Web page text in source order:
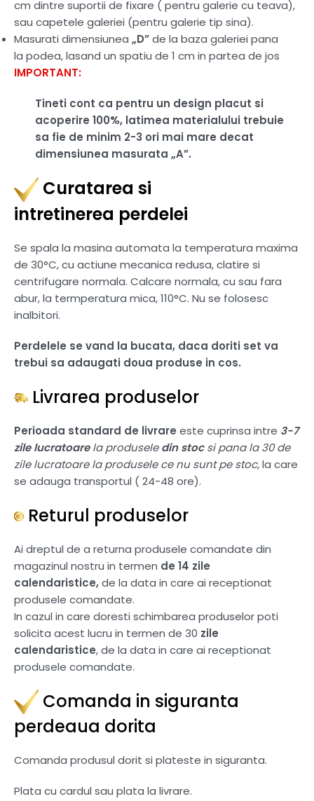
cm dintre suportii de fixare ( pentru galerie cu teava),
sau capetele galeriei (pentru galerie tip sina).
Masurati dimensiunea „D”de la baza galeriei pana
la podea, lasand un spatiu de 1 cm in partea de jos
IMPORTANT:
Tineti cont ca pentru un design placut si
acoperire 100%, latimea materialului trebuie
sa fie de minim 2-3 ori mai mare decat
dimensiunea masurata „A”.
Curatarea si
intretinerea perdelei
Se spala la masina automata la temperatura maxima
de 30°C, cu actiune mecanica redusa, clatire si
centrifugare normala. Calcare normala, cu sau fara
abur, la termperatura mica, 110°C. Nu se folosesc
inalbitori.
Perdelele se vand la bucata, daca doriti set va
trebui sa adaugati doua produse in cos.
Livrarea produselor
Perioada standard de livrare este cuprinsa intre 3-7
zile lucratoarela produseledin stocsi pana la 30 de
zile lucratoare la produsele ce nu sunt pe stoc, la care
se adauga transportul ( 24-48 ore).
Returul produselor
Ai dreptul de a returna produsele comandate din
magazinul nostru in termen de 14 zile
calendaristice,de la data in care ai receptionat
produsele comandate.
In cazul in care doresti schimbarea produselor poti
solicita acest lucru in termen de 30 zile
calendaristice, de la data in care ai receptionat
produsele comandate.
Comanda in siguranta
perdeaua dorita
Comanda produsul dorit si plateste in siguranta.
Plata cu cardul sau plata la livrare.